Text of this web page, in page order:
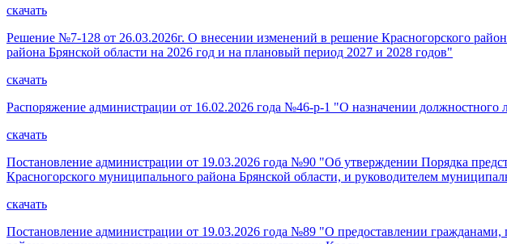
скачать
Решение №7-128 от 26.03.2026г. О внесении изменений в решение Красногорского
района Брянской области на 2026 год и на плановый период 2027 и 2028 годов"
скачать
Распоряжение администрации от 16.02.2026 года №46-р-1 "О назначении
скачать
Постановление администрации от 19.03.2026 года №90 "Об утверждении Порядка
Красногорского муниципального района Брянской области, и руководителем
скачать
Постановление администрации от 19.03.2026 года №89 "О предоставлении